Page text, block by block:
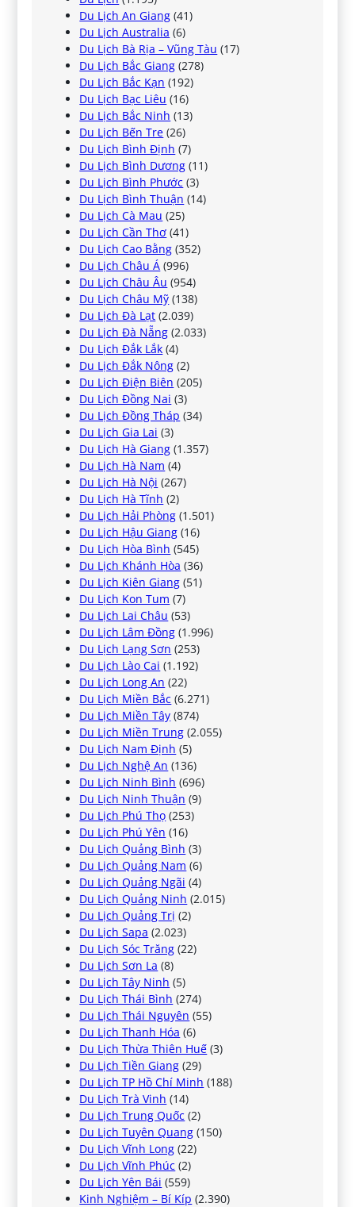
Du Lịch An Giang (41)
Du Lịch Australia (6)
Du Lịch Bà Rịa – Vũng Tàu (17)
Du Lịch Bắc Giang (278)
Du Lịch Bắc Kạn (192)
Du Lịch Bạc Liêu (16)
Du Lịch Bắc Ninh (13)
Du Lịch Bến Tre (26)
Du Lịch Bình Định (7)
Du Lịch Bình Dương (11)
Du Lịch Bình Phước (3)
Du Lịch Bình Thuận (14)
Du Lịch Cà Mau (25)
Du Lịch Cần Thơ (41)
Du Lịch Cao Bằng (352)
Du Lịch Châu Á (996)
Du Lịch Châu Âu (954)
Du Lịch Châu Mỹ (138)
Du Lịch Đà Lạt (2.039)
Du Lịch Đà Nẵng (2.033)
Du Lịch Đắk Lắk (4)
Du Lịch Đắk Nông (2)
Du Lịch Điện Biên (205)
Du Lịch Đồng Nai (3)
Du Lịch Đồng Tháp (34)
Du Lịch Gia Lai (3)
Du Lịch Hà Giang (1.357)
Du Lịch Hà Nam (4)
Du Lịch Hà Nội (267)
Du Lịch Hà Tĩnh (2)
Du Lịch Hải Phòng (1.501)
Du Lịch Hậu Giang (16)
Du Lịch Hòa Bình (545)
Du Lịch Khánh Hòa (36)
Du Lịch Kiên Giang (51)
Du Lịch Kon Tum (7)
Du Lịch Lai Châu (53)
Du Lịch Lâm Đồng (1.996)
Du Lịch Lạng Sơn (253)
Du Lịch Lào Cai (1.192)
Du Lịch Long An (22)
Du Lịch Miền Bắc (6.271)
Du Lịch Miền Tây (874)
Du Lịch Miền Trung (2.055)
Du Lịch Nam Định (5)
Du Lịch Nghệ An (136)
Du Lịch Ninh Bình (696)
Du Lịch Ninh Thuận (9)
Du Lịch Phú Thọ (253)
Du Lịch Phú Yên (16)
Du Lịch Quảng Bình (3)
Du Lịch Quảng Nam (6)
Du Lịch Quảng Ngãi (4)
Du Lịch Quảng Ninh (2.015)
Du Lịch Quảng Trị (2)
Du Lịch Sapa (2.023)
Du Lịch Sóc Trăng (22)
Du Lịch Sơn La (8)
Du Lịch Tây Ninh (5)
Du Lịch Thái Bình (274)
Du Lịch Thái Nguyên (55)
Du Lịch Thanh Hóa (6)
Du Lịch Thừa Thiên Huế (3)
Du Lịch Tiền Giang (29)
Du Lịch TP Hồ Chí Minh (188)
Du Lịch Trà Vinh (14)
Du Lịch Trung Quốc (2)
Du Lịch Tuyên Quang (150)
Du Lịch Vĩnh Long (22)
Du Lịch Vĩnh Phúc (2)
Du Lịch Yên Bái (559)
Kinh Nghiệm – Bí Kíp (2.390)